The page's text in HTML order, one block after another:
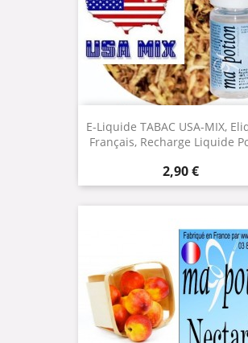
E-Liquide TABAC USA-MIX,
Français, Recharge Liquide
Prix
2,90 €